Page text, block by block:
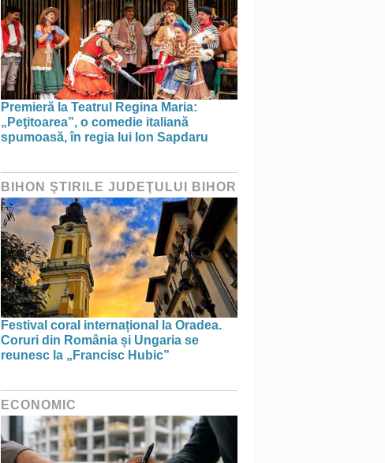
Premieră la Teatrul Regina Maria:
„Peţitoarea”, o comedie italiană
spumoasă, în regia lui Ion Sapdaru
BIHON ŞTIRILE JUDEŢULUI BIHOR
Festival coral internațional la Oradea.
Coruri din România și Ungaria se
reunesc la „Francisc Hubic”
ECONOMIC